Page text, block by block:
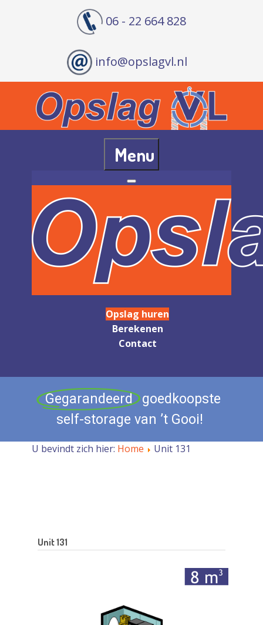
06 - 22 664 828
info@opslagvl.nl
Menu
Opslag huren
Berekenen
Contact
Gegarandeerd
goedkoopste
self-storage van ’t Gooi!
U bevindt zich hier: Home Unit 131
Unit 131